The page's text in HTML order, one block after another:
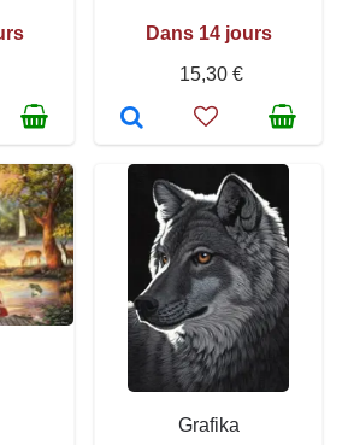
Dans 14 jours
15,30 €
Grafika